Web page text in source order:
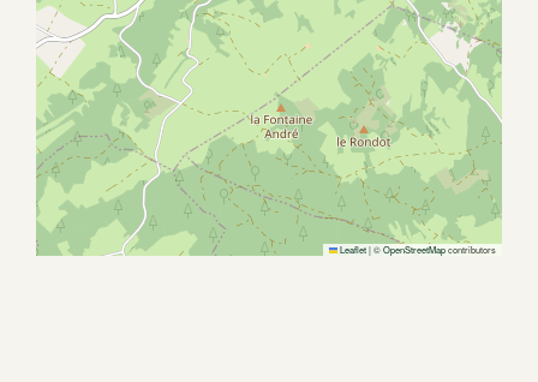
Leaflet|©OpenStreetMapcontributors